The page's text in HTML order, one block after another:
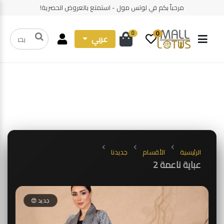
مرحباً بكم في لوتس مول - استمتع بالعروض الحصرية!
0
0 عربي
الرئيسية الأقسام جديدنا
عباية ناعمة 2
جديد 😍